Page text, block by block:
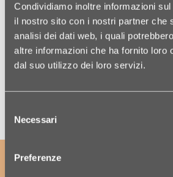
Condividiamo inoltre informazioni
il nostro sito con i nostri partner che
analisi dei dati web, i quali
altre informazioni che ha fornito loro
dal suo utilizzo dei loro servizi.
delNecessari
Preferenze
Kodex: 00490231008
Quantità
Wishlist
ABONNIERE UNSEREN